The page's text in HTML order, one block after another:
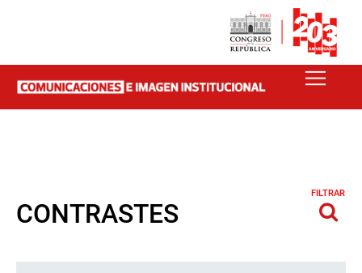
CONTRASTES
FILTRAR